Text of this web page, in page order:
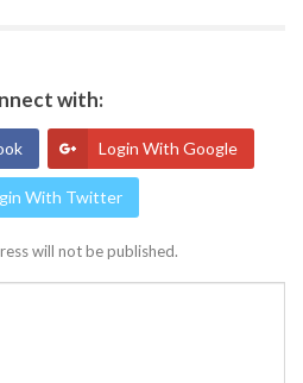
with:
Login With Google
With Twitter
will not be published.